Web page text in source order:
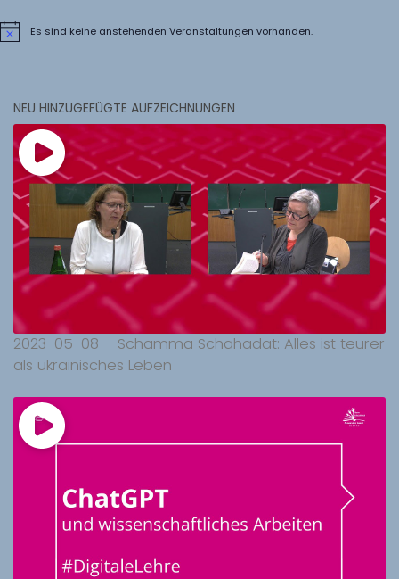
HinweisEs sind keine anstehenden Veranstaltungen vorhanden.
NEU HINZUGEFÜGTE AUFZEICHNUNGEN
2023-05-08 – Schamma Schahadat: Alles ist teurer
als ukrainisches Leben